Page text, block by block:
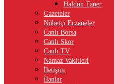
Haldun Taner
Gazeteler
Nöbetçi Eczaneler
Canlı Borsa
Canlı Skor
Canlı TV
Namaz Vakitleri
İletişim
İlanlar